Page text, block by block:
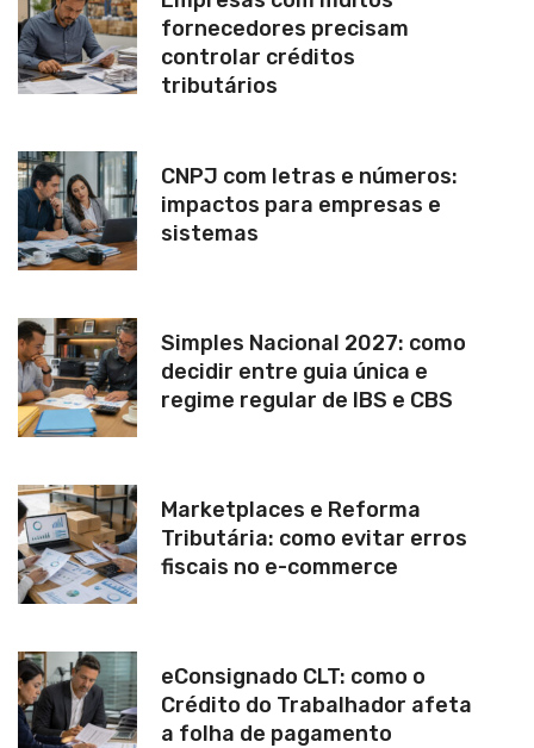
fornecedores precisam
controlar créditos
tributários
CNPJ com letras e números:
impactos para empresas e
sistemas
Simples Nacional 2027: como
decidir entre guia única e
regime regular de IBS e CBS
Marketplaces e Reforma
Tributária: como evitar erros
fiscais no e-commerce
eConsignado CLT: como o
Crédito do Trabalhador afeta
a folha de pagamento